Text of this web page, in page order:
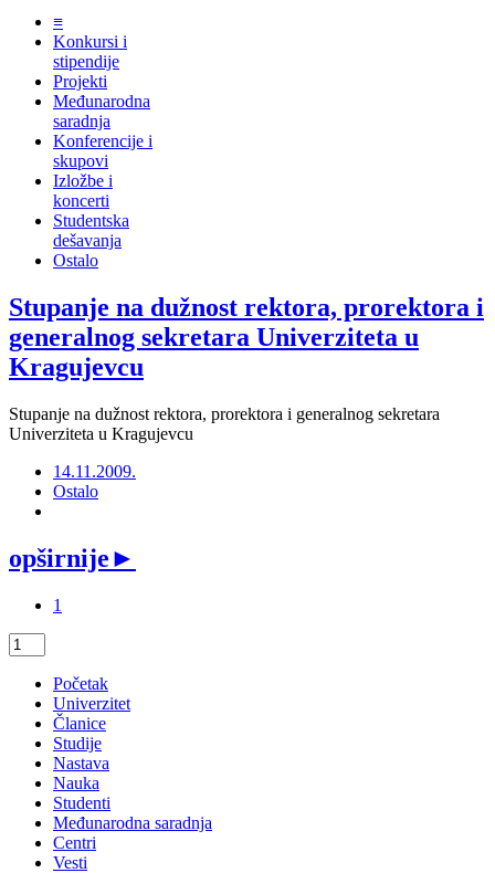
≡
Konkursi i
stipendije
Projekti
Međunarodna
saradnja
Konferencije i
skupovi
Izložbe i
koncerti
Studentska
dešavanja
Ostalo
Stupanje na dužnost rektora, prorektora i
generalnog sekretara Univerziteta u
Kragujevcu
Stupanje na dužnost rektora, prorektora i generalnog sekretara
Univerziteta u Kragujevcu
14.11.2009.
Ostalo
opširnije►
1
Početak
Univerzitet
Članice
Studije
Nastava
Nauka
Studenti
Međunarodna saradnja
Centri
Vesti